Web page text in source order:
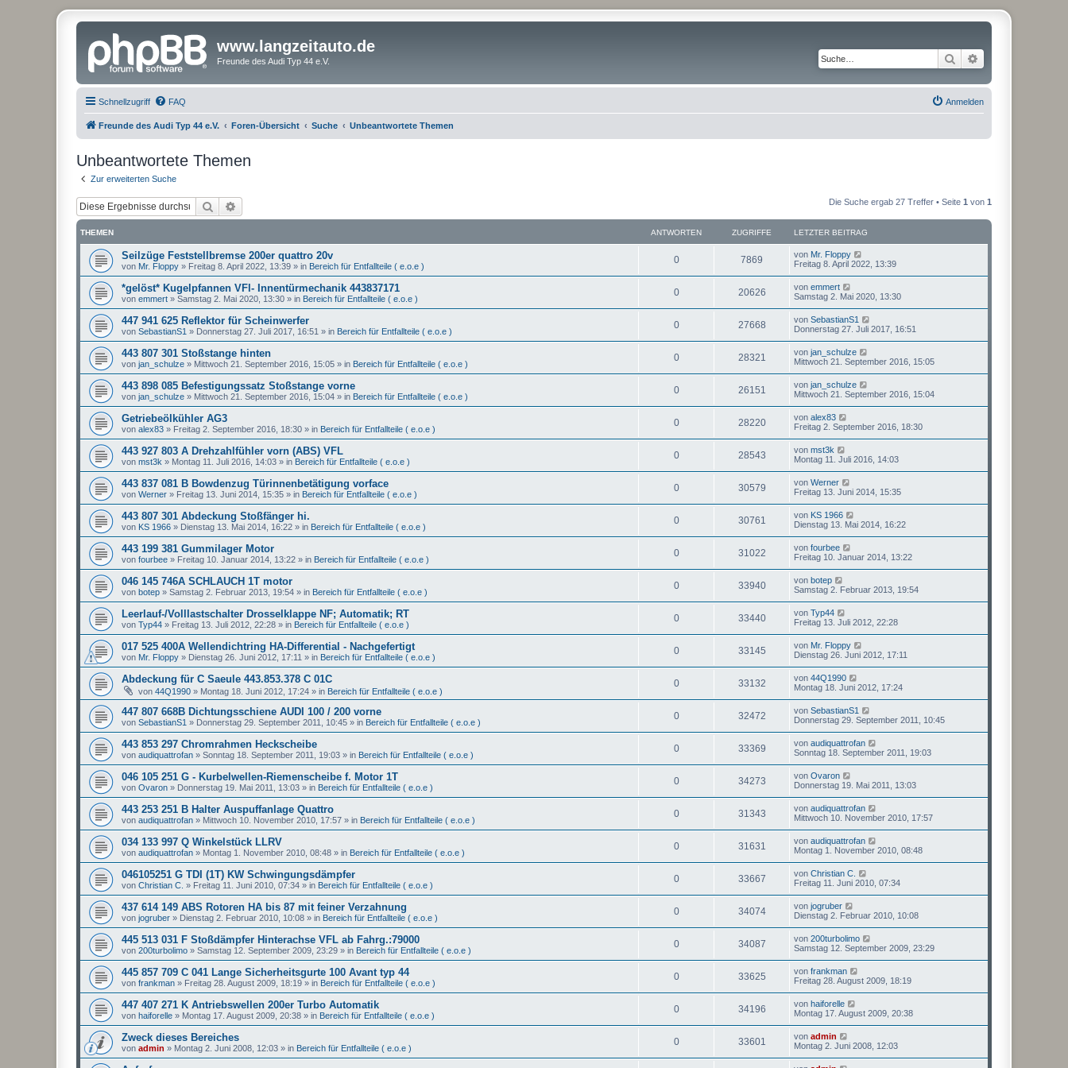
www.langzeitauto.de
Freunde des Audi Typ 44 e.V. Suche
Schnellzugriff FAQ Anmelden
Freunde des Audi Typ 44 e.V. Foren-Übersicht Suche Unbeantwortete Themen
Unbeantwortete Themen
Zur erweiterten Suche
Suche Die Suche ergab 27 Treffer • Seite 1 von 1
THEMEN ANTWORTEN ZUGRIFFE LETZTER BEITRAG
Seilzüge Feststellbremse 200er quattro 20v
von Mr. Floppy » Freitag 8. April 2022, 13:39 » in Bereich für Entfallteile ( e.o.e )
0 7869 von Mr. Floppy
Freitag 8. April 2022, 13:39
*gelöst* Kugelpfannen VFl- Innentürmechanik 443837171
von emmert » Samstag 2. Mai 2020, 13:30 » in Bereich für Entfallteile ( e.o.e )
0 20626 von emmert
Samstag 2. Mai 2020, 13:30
447 941 625 Reflektor für Scheinwerfer
von SebastianS1 » Donnerstag 27. Juli 2017, 16:51 » in Bereich für Entfallteile ( e.o.e )
0 27668 von SebastianS1
Donnerstag 27. Juli 2017, 16:51
443 807 301 Stoßstange hinten
von jan_schulze » Mittwoch 21. September 2016, 15:05 » in Bereich für Entfallteile ( e.o.e )
0 28321 von jan_schulze
Mittwoch 21. September 2016, 15:05
443 898 085 Befestigungssatz Stoßstange vorne
von jan_schulze » Mittwoch 21. September 2016, 15:04 » in Bereich für Entfallteile ( e.o.e )
0 26151 von jan_schulze
Mittwoch 21. September 2016, 15:04
Getriebeölkühler AG3
von alex83 » Freitag 2. September 2016, 18:30 » in Bereich für Entfallteile ( e.o.e )
0 28220 von alex83
Freitag 2. September 2016, 18:30
443 927 803 A Drehzahlfühler vorn (ABS) VFL
von mst3k » Montag 11. Juli 2016, 14:03 » in Bereich für Entfallteile ( e.o.e )
0 28543 von mst3k
Montag 11. Juli 2016, 14:03
443 837 081 B Bowdenzug Türinnenbetätigung vorface
von Werner » Freitag 13. Juni 2014, 15:35 » in Bereich für Entfallteile ( e.o.e )
0 30579 von Werner
Freitag 13. Juni 2014, 15:35
443 807 301 Abdeckung Stoßfänger hi.
von KS 1966 » Dienstag 13. Mai 2014, 16:22 » in Bereich für Entfallteile ( e.o.e )
0 30761 von KS 1966
Dienstag 13. Mai 2014, 16:22
443 199 381 Gummilager Motor
von fourbee » Freitag 10. Januar 2014, 13:22 » in Bereich für Entfallteile ( e.o.e )
0 31022 von fourbee
Freitag 10. Januar 2014, 13:22
046 145 746A SCHLAUCH 1T motor
von botep » Samstag 2. Februar 2013, 19:54 » in Bereich für Entfallteile ( e.o.e )
0 33940 von botep
Samstag 2. Februar 2013, 19:54
Leerlauf-/Volllastschalter Drosselklappe NF; Automatik; RT
von Typ44 » Freitag 13. Juli 2012, 22:28 » in Bereich für Entfallteile ( e.o.e )
0 33440 von Typ44
Freitag 13. Juli 2012, 22:28
017 525 400A Wellendichtring HA-Differential - Nachgefertigt
von Mr. Floppy » Dienstag 26. Juni 2012, 17:11 » in Bereich für Entfallteile ( e.o.e )
0 33145 von Mr. Floppy
Dienstag 26. Juni 2012, 17:11
Abdeckung für C Saeule 443.853.378 C 01C
von 44Q1990 » Montag 18. Juni 2012, 17:24 » in Bereich für Entfallteile ( e.o.e )
0 33132 von 44Q1990
Montag 18. Juni 2012, 17:24
447 807 668B Dichtungsschiene AUDI 100 / 200 vorne
von SebastianS1 » Donnerstag 29. September 2011, 10:45 » in Bereich für Entfallteile ( e.o.e )
0 32472 von SebastianS1
Donnerstag 29. September 2011, 10:45
443 853 297 Chromrahmen Heckscheibe
von audiquattrofan » Sonntag 18. September 2011, 19:03 » in Bereich für Entfallteile ( e.o.e )
0 33369 von audiquattrofan
Sonntag 18. September 2011, 19:03
046 105 251 G - Kurbelwellen-Riemenscheibe f. Motor 1T
von Ovaron » Donnerstag 19. Mai 2011, 13:03 » in Bereich für Entfallteile ( e.o.e )
0 34273 von Ovaron
Donnerstag 19. Mai 2011, 13:03
443 253 251 B Halter Auspuffanlage Quattro
von audiquattrofan » Mittwoch 10. November 2010, 17:57 » in Bereich für Entfallteile ( e.o.e )
0 31343 von audiquattrofan
Mittwoch 10. November 2010, 17:57
034 133 997 Q Winkelstück LLRV
von audiquattrofan » Montag 1. November 2010, 08:48 » in Bereich für Entfallteile ( e.o.e )
0 31631 von audiquattrofan
Montag 1. November 2010, 08:48
046105251 G TDI (1T) KW Schwingungsdämpfer
von Christian C. » Freitag 11. Juni 2010, 07:34 » in Bereich für Entfallteile ( e.o.e )
0 33667 von Christian C.
Freitag 11. Juni 2010, 07:34
437 614 149 ABS Rotoren HA bis 87 mit feiner Verzahnung
von jogruber » Dienstag 2. Februar 2010, 10:08 » in Bereich für Entfallteile ( e.o.e )
0 34074 von jogruber
Dienstag 2. Februar 2010, 10:08
445 513 031 F Stoßdämpfer Hinterachse VFL ab Fahrg.:79000
von 200turbolimo » Samstag 12. September 2009, 23:29 » in Bereich für Entfallteile ( e.o.e )
0 34087 von 200turbolimo
Samstag 12. September 2009, 23:29
445 857 709 C 041 Lange Sicherheitsgurte 100 Avant typ 44
von frankman » Freitag 28. August 2009, 18:19 » in Bereich für Entfallteile ( e.o.e )
0 33625 von frankman
Freitag 28. August 2009, 18:19
447 407 271 K Antriebswellen 200er Turbo Automatik
von haiforelle » Montag 17. August 2009, 20:38 » in Bereich für Entfallteile ( e.o.e )
0 34196 von haiforelle
Montag 17. August 2009, 20:38
Zweck dieses Bereiches
von admin » Montag 2. Juni 2008, 12:03 » in Bereich für Entfallteile ( e.o.e )
0 33601 von admin
Montag 2. Juni 2008, 12:03